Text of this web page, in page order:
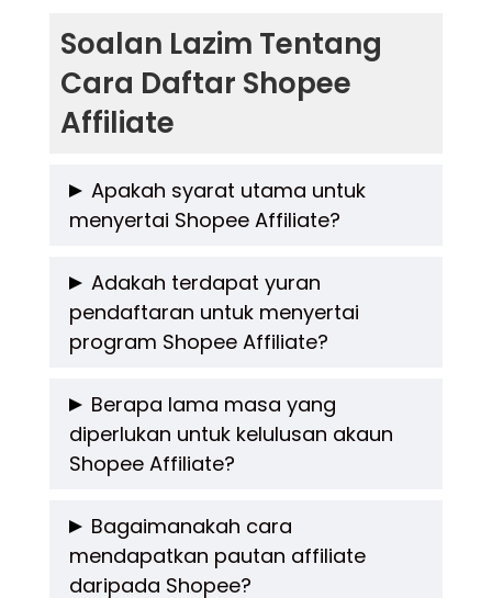
Soalan Lazim Tentang
Cara Daftar Shopee
Affiliate
Apakah syarat utama untuk
menyertai Shopee Affiliate?
Shopee menetapkan beberapa syarat utama,
antaranya anda mestilah memiliki platform
media sosial atau blog yang aktif,
audiens yang jelas. Anda juga perlu berumur
sekurang-kurangnya 18 tahun untuk
Adakah terdapat yuran
pendaftaran untuk menyertai
program Shopee Affiliate?
Tidak. Pendaftaran Shopee Affiliate adalah
percuma. Anda tidak perlu membayar
sebarang yuran untuk menyertai dan mula
Berapa lama masa yang
diperlukan untuk kelulusan akaun
Shopee Affiliate?
Tempoh kelulusan biasanya mengambil masa
antara 1 hingga 7 hari bekerja. Anda akan
menerima makluman melalui emel sama ada
Bagaimanakah cara
mendapatkan pautan affiliate
daripada Shopee?